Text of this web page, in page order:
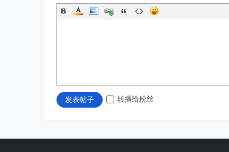
发表帖子 转播给粉丝